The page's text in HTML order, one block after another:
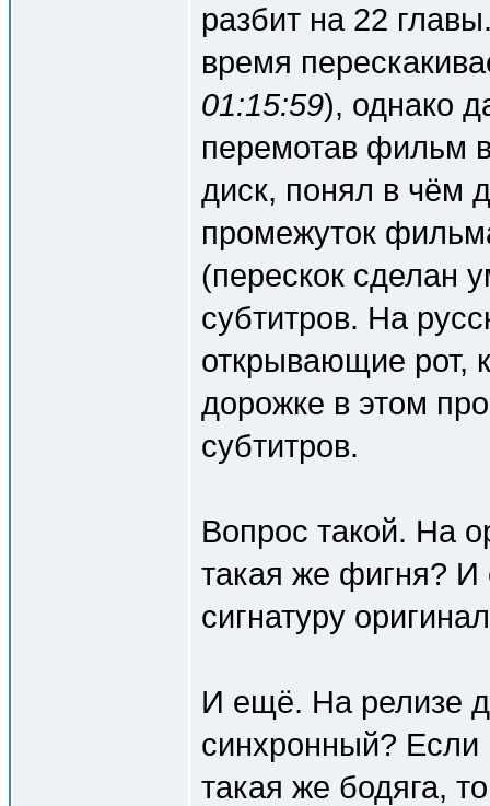
разбит на 22
время
01:15:59), однако
перемотав фильм
диск, понял в чём
промежуток
(перескок сделан
субтитров. На
открывающие рот,
дорожке в этом
субтитров.
Вопрос такой. На
такая же фигня? И
сигнатуру
И ещё. На релизе
синхронный? Если
такая же бодяга,